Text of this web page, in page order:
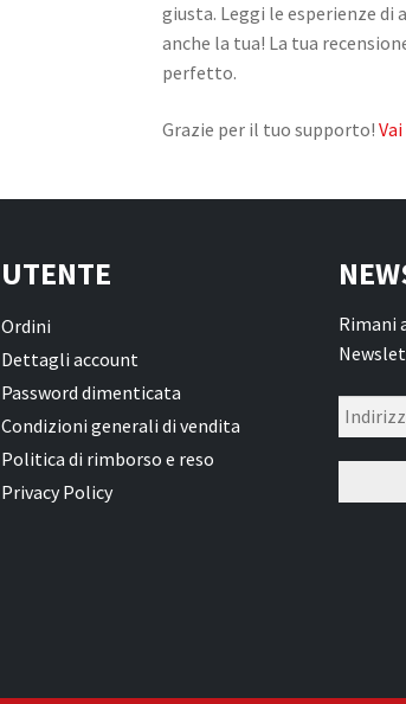
giusta. Leggi le esperienze di
anche la tua! La tua
perfetto.
Grazie per il tuo supporto!
UTENTE
Ordini
Dettagli account
Password dimenticata
Condizioni generali di vendita
Politica di rimborso e reso
Privacy Policy
Rimani